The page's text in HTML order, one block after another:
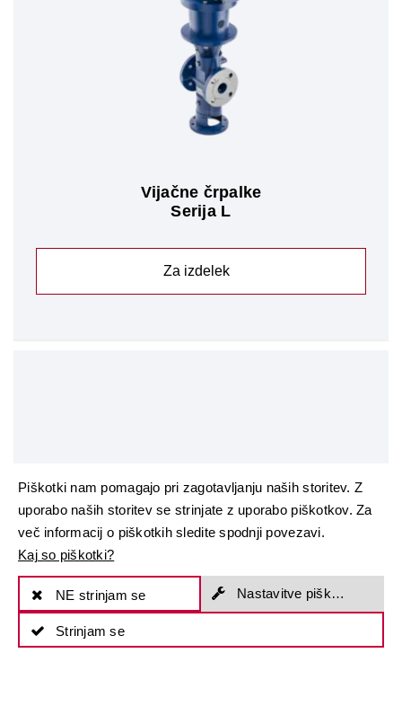
Vijačne črpalke
Serija L
Za izdelek
Piškotki nam pomagajo pri zagotavljanju naših storitev. Z
uporabo naših storitev se strinjate z uporabo piškotkov. Za
več informacij o piškotkih sledite spodnji povezavi.
Kaj so piškotki?
NE strinjam se Nastavitve piškotkov
Strinjam se